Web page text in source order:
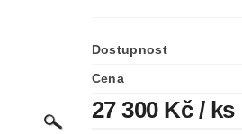
Dostupnost
Cena
27 300 Kč / ks